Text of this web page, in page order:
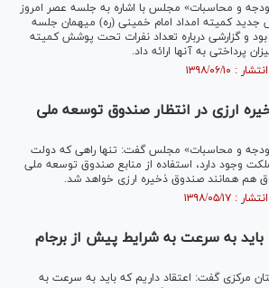
و محاسبات» مجلس با اشاره به جلسه عصر امروز
کمیته امداد امام خمینی (ره) میهمان جلسه
و گزارشی درباره تعداد نفرات تحت پوشش کمیته
پرداختی به آنها ارائه داد.
ارزی در انتظار صندوق توسعه ملی
و محاسبات» مجلس گفت: تنها راهی که دولت
وجود دارد، استفاده از منابع صندوق توسعه ملی
همانند صندوق ذخیره ارزی خواهد شد.
به سرعت به شرایط پیش از برجام
مرکزی گفت: اعتقاد داریم که باید به سرعت به